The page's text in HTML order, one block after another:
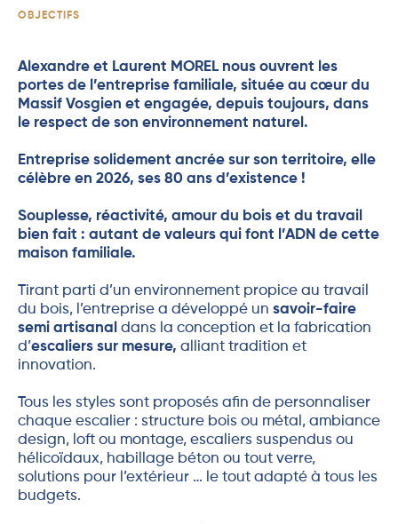
OBJECTIFS
Alexandre et Laurent MOREL nous ouvrent les
portes de l’entreprise familiale, située au cœur du
Massif Vosgien et engagée, depuis toujours, dans
le respect de son environnement naturel .
Entreprise solidement ancrée sur son territoire, elle
célèbre en 2026, ses 80 ans d’existence !
Souplesse, réactivité, amour du bois et du travail
bien fait : autant de valeurs qui font l’ADN de cette
maison familiale.
Tirant parti d’un environnement propice au travail
du bois, l’entreprise a développé un savoir-faire
semi artisanal dans la conception et la fabrication
d’escaliers sur mesure, alliant tradition et
innovation.
Tous les styles sont proposés afin de personnaliser
chaque escalier : structure bois ou métal, ambiance
design, loft ou montage, escaliers suspendus ou
hélicoïdaux, habillage béton ou tout verre,
solutions pour l’extérieur … le tout adapté à tous les
budgets.